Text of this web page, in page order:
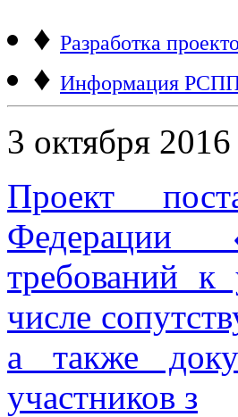
♦ Разработка
♦ Информация
3 октября 2016
Проект
Федерации
требований к
числе
а также
участников з